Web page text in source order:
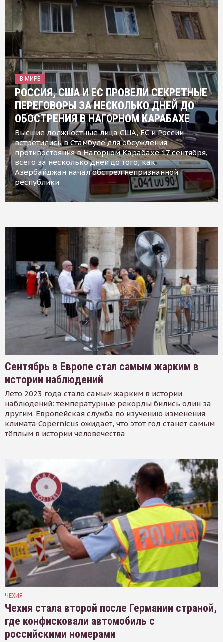
В МИРЕ
РОССИЯ, США И ЕС ПРОВЕЛИ СЕКРЕТНЫЕ
ПЕРЕГОВОРЫ ЗА НЕСКОЛЬКО ДНЕЙ ДО
ОБОСТРЕНИЯ В НАГОРНОМ КАРАБАХЕ
Высшие должностные лица США, ЕС и России
встретились в Стамбуле для обсуждения
противостояния в Нагорном Карабахе 17 сентября,
всего за несколько дней до того, как
Азербайджан начал обстрел непризнанной
республики
Сентябрь в Европе стал самым жарким в
истории наблюдений
Лето 2023 года стало самым жарким в истории
наблюдений: температурные рекорды бились один за
другим. Европейская служба по изучению изменения
климата Copernicus ожидает, что этот год станет самым
тёплым в истории человечества
ЧЕХИЯ
Чехия стала второй после Германии страной,
где конфисковали автомобиль с
российскими номерами